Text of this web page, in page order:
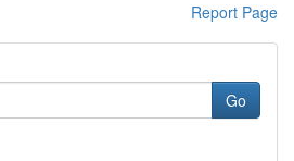
Report Page
Go